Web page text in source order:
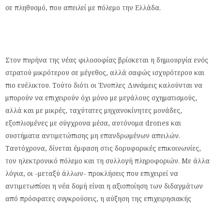
σε πληθυσμό, που απειλεί με πόλεμο την Ελλάδα.
Στον πυρήνα της νέας φιλοσοφίας βρίσκεται η δημιουργία ενός
στρατού μικρότερου σε μέγεθος, αλλά σαφώς ισχυρότερου και
πιο ευέλικτου. Τούτο διότι οι Ένοπλες Δυνάμεις καλούνται να
μπορούν να επιχειρούν όχι μόνο με μεγάλους σχηματισμούς,
αλλά και με μικρές, ταχύτατες μηχανοκίνητες μονάδες,
εξοπλισμένες με σύγχρονα μέσα, αυτόνομα drones και
συστήματα αντιμετώπισης μη επανδρωμένων απειλών.
Ταυτόχρονα, δίνεται έμφαση στις δορυφορικές επικοινωνίες,
τον ηλεκτρονικό πόλεμο και τη συλλογή πληροφοριών. Με άλλα
λόγια, οι -μεταξύ άλλων- προκλήσεις που επιχειρεί να
αντιμετωπίσει η νέα δομή είναι η αξιοποίηση των διδαγμάτων
από πρόσφατες συγκρούσεις, η αύξηση της επιχειρησιακής